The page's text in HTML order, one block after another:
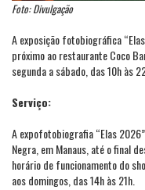
Foto: Divulgação
A exposição fotobiográfica
próximo ao restaurante Coco
segunda a sábado, das 10h às
Serviço:
A expofotobiografia “Elas
Negra, em Manaus, até o final
horário de funcionamento do
aos domingos, das 14h às 21h.